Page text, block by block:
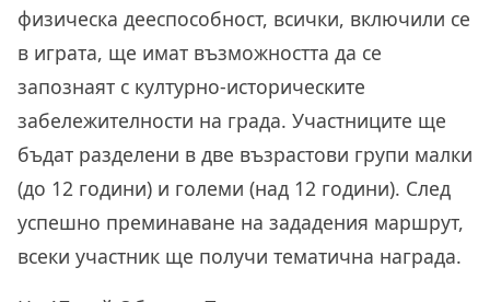
физическа дееспособност, всички, включили се
в играта, ще имат възможността да се
запознаят с културно-историческите
забележителности на града. Участниците ще
бъдат разделени в две възрастови групи малки
(до 12 години) и големи (над 12 години). След
успешно преминаване на зададения маршрут,
всеки участник ще получи тематична награда.